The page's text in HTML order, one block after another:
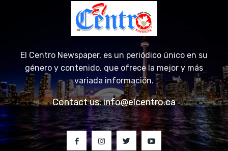
El Centro Newspaper, es un periódico único en su
género y contenido, que ofrece la mejor y más
variada información.
Contact us:info@elcentro.ca